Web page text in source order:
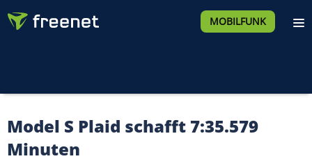
MOBILFUNK
Model S Plaid schafft 7:35.579
Minuten